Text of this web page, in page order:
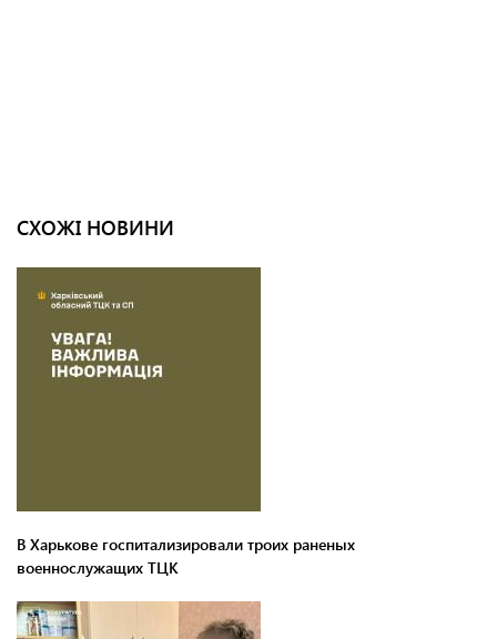
СХОЖІ НОВИНИ
В Харькове госпитализировали троих раненых
военнослужащих ТЦК